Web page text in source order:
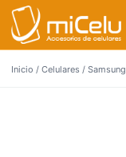
Inicio / Celulares / Samsung